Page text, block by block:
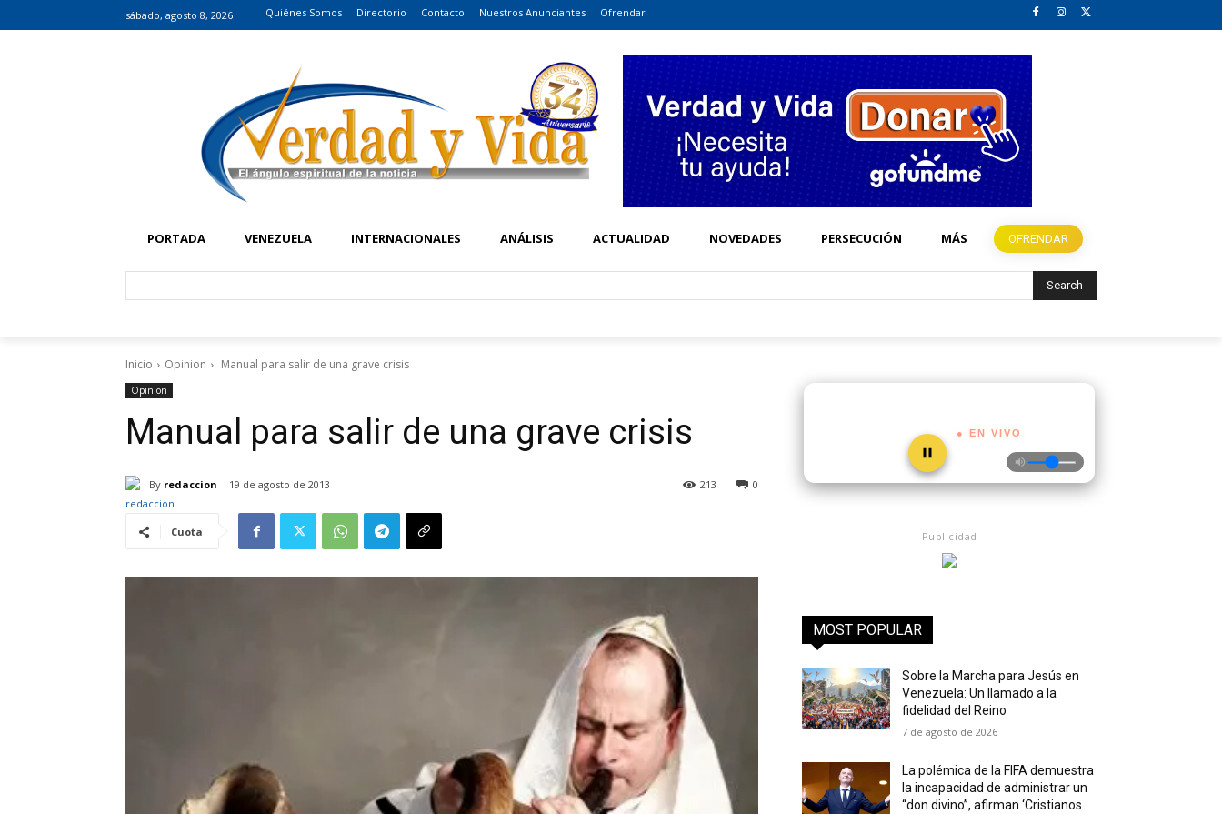
sábado, agosto 8, 2026 Quiénes Somos Directorio Contacto Nuestros Anunciantes Ofrendar
PORTADA VENEZUELA INTERNACIONALES ANÁLISIS ACTUALIDAD NOVEDADES PERSECUCIÓN MÁS OFRENDAR
Search
Inicio Opinion Manual para salir de una grave crisis
Opinion
Manual para salir de una grave crisis
By redaccion 19 de agosto de 2013 0
213
Cuota
● EN VIVO
- Publicidad -
MOST POPULAR
Sobre la Marcha para Jesús en
Venezuela: Un llamado a la
fidelidad del Reino
7 de agosto de 2026
La polémica de la FIFA demuestra
la incapacidad de administrar un
“don divino”, afirman ‘Cristianos